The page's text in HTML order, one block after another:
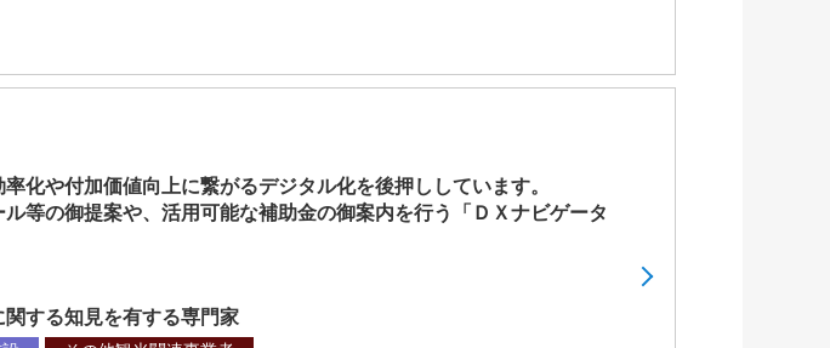
や付加価値向上に繋がるデジタル化を後押ししています。
等の御提案や、活用可能な補助金の御案内を行う「ＤＸナビゲータ
する知見を有する専門家